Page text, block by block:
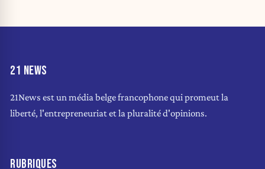
21 NEWS
21News est un média belge francophone qui promeut la
liberté, l'entrepreneuriat et la pluralité d'opinions.
RUBRIQUES